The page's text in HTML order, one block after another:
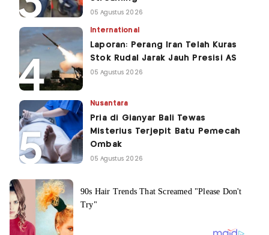
05 Agustus 2026
International
Laporan: Perang Iran Telah Kuras
Stok Rudal Jarak Jauh Presisi AS
05 Agustus 2026
Nusantara
Pria di Gianyar Bali Tewas
Misterius Terjepit Batu Pemecah
Ombak
05 Agustus 2026